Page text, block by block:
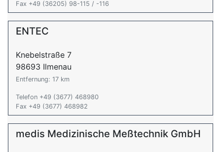
Fax +49 (36205) 98-115 / -116
ENTEC
Knebelstraße 7
98693 Ilmenau
Entfernung: 17 km
Telefon +49 (3677) 468980
Fax +49 (3677) 468982
medis Medizinische Meßtechnik GmbH